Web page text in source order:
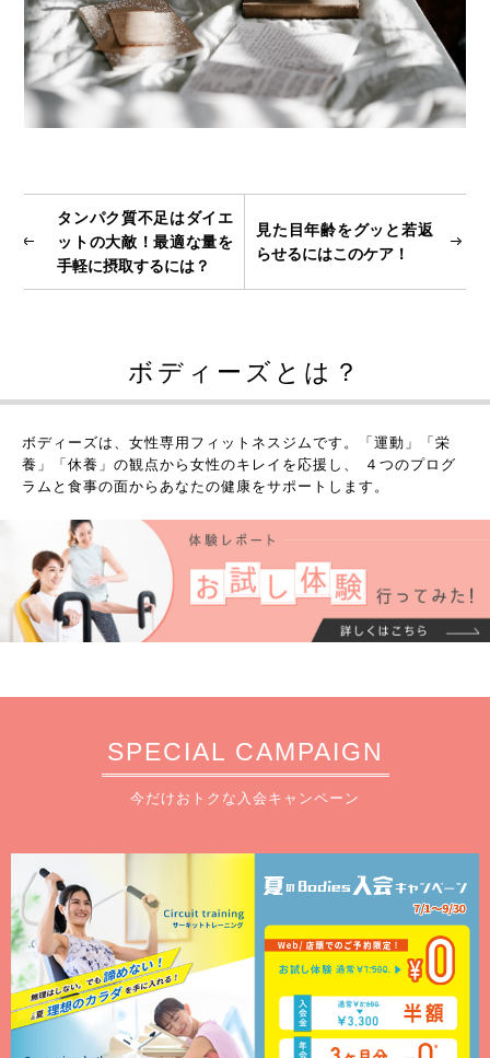
タンパク質不足はダイエ
ットの大敵！最適な量を
手軽に摂取するには？
見た目年齢をグッと若返
らせるにはこのケア！
ボディーズとは？
ボディーズは、女性専用フィットネスジムです。
「運動」「栄
養」「休養」の観点から女性のキレイを応援し、 ４つのプログ
ラムと食事の面からあなたの健康をサポートします。
SPECIAL CAMPAIGN
今だけおトクな入会キャンペーン